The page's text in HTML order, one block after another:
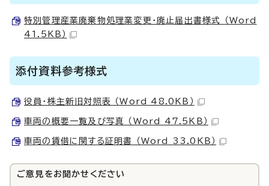
特別管理産業廃棄物処理業変更・廃止届出書様式 （Word
41.5KB）
添付資料参考様式
役員・株主新旧対照表 （Word 48.0KB）
車両の概要一覧及び写真 （Word 47.5KB）
車両の賃借に関する証明書 （Word 33.0KB）
ご意見をお聞かせください